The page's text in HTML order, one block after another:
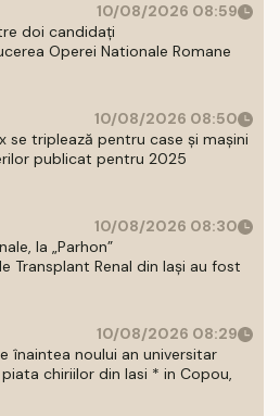
10/08/2026 08:59
doi candidați
Operei Nationale Romane
10/08/2026 08:50
se triplează pentru case și mașini
publicat pentru 2025
10/08/2026 08:30
la „Parhon”
Transplant Renal din Iaşi au fost
10/08/2026 08:29
înaintea noului an universitar
chiriilor din Iasi * in Copou,